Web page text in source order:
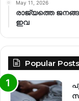
May 11, 2026
രാജ്യത്തെ
ഇവ
Popular Posts